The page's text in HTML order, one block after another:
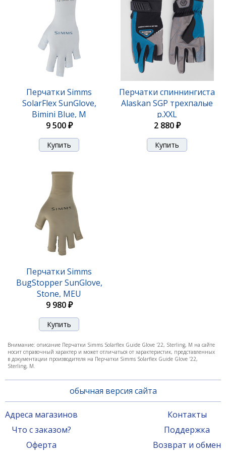
Перчатки Simms
SolarFlex SunGlove,
Bimini Blue, M
9 500 ₽
Перчатки спиннингиста
Alaskan SGP трехпалые
р.XXL
2 880 ₽
Перчатки Simms
BugStopper SunGlove,
Stone, MEU
9 980 ₽
Внимание: описание Перчатки Simms Solarflex Guide Glove '22, Sterling, M на сайте
носит справочный характер и может отличаться от характеристик, представленных
в документации производителя на Перчатки Simms Solarflex Guide Glove '22,
Sterling, M.
обычная версия сайта
Адреса магазинов
Что с заказом?
Оферта
Контакты
Поддержка
Возврат и обмен